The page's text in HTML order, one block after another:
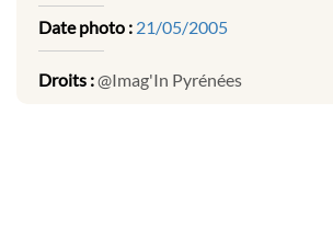
Date photo : 21/05/2005
Droits :@Imag'In Pyrénées